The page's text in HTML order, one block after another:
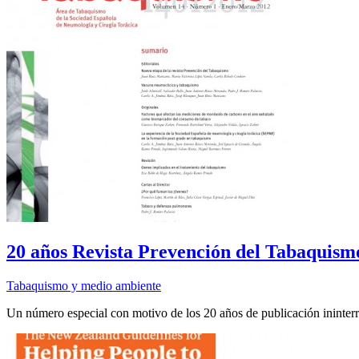
20 años Revista Prevención del
Tabaquismo y medio ambiente
Un número especial con motivo de los 20 años de publicación